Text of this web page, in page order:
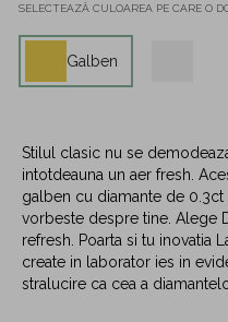
SELECTEAZĂ CULOAREA PE CARE O
Galben
Stilul clasic nu se
intotdeauna un aer fresh.
galben cu diamante de
vorbeste despre tine. Alege
refresh. Poarta si tu inovatia
create in laborator ies in
stralucire ca cea a